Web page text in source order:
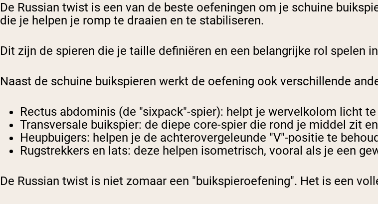
De Russian twist is een van de beste oefeningen om je schuine
die je helpen je romp te draaien en te stabiliseren.
Dit zijn de spieren die je taille definiëren en een belangrijke rol spelen
Naast de schuine buikspieren werkt de oefening ook verschillende
Rectus abdominis (de "sixpack"-spier): helpt je wervelkolom licht
Transversale buikspier: de diepe core-spier die rond je middel zit
Heupbuigers: helpen je de achterovergeleunde "V"-positie te
Rugstrekkers en lats: deze helpen isometrisch, vooral als je een
De Russian twist is niet zomaar een "buikspieroefening". Het is een